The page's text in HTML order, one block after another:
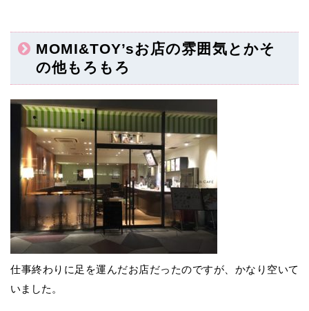
MOMI&TOY’sお店の雰囲気とかそ
の他もろもろ
仕事終わりに足を運んだお店だったのですが、かなり空いて
いました。